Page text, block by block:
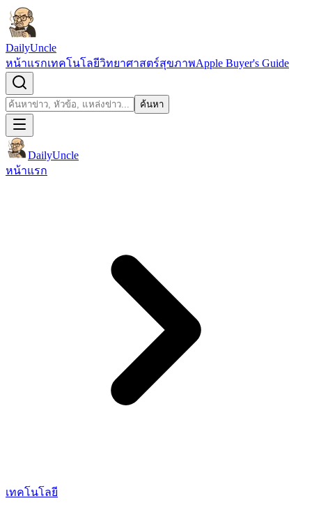
ข้ามไปยังเนื้อหา
DailyUncle
หน้าแรกเทคโนโลยีวิทยาศาสตร์สุขภาพApple Buyer's Guide
ค้นหา ค้นหา
DailyUncle
หน้าแรก
เทคโนโลยี